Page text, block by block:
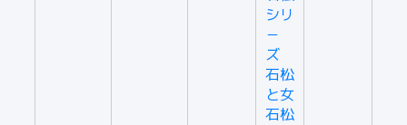
シリ
－
ズ
石松
と女
石松